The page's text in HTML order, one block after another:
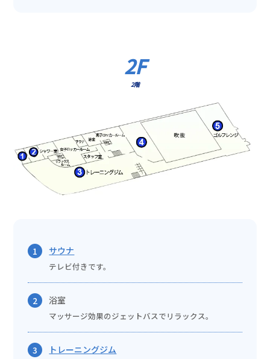
2F
2階
1 サウナ
テレビ付きです。
2 浴室
マッサージ効果のジェットバスでリラックス。
3 トレーニングジム